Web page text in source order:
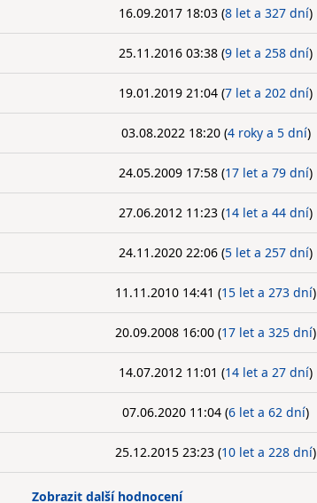
16.09.2017 18:03 (8 let a 327 dní)
25.11.2016 03:38 (9 let a 258 dní)
19.01.2019 21:04 (7 let a 202 dní)
03.08.2022 18:20 (4 roky a 5 dní)
24.05.2009 17:58 (17 let a 79 dní)
27.06.2012 11:23 (14 let a 44 dní)
24.11.2020 22:06 (5 let a 257 dní)
11.11.2010 14:41 (15 let a 273 dní)
20.09.2008 16:00 (17 let a 325 dní)
14.07.2012 11:01 (14 let a 27 dní)
07.06.2020 11:04 (6 let a 62 dní)
25.12.2015 23:23 (10 let a 228 dní)
Zobrazit další hodnocení